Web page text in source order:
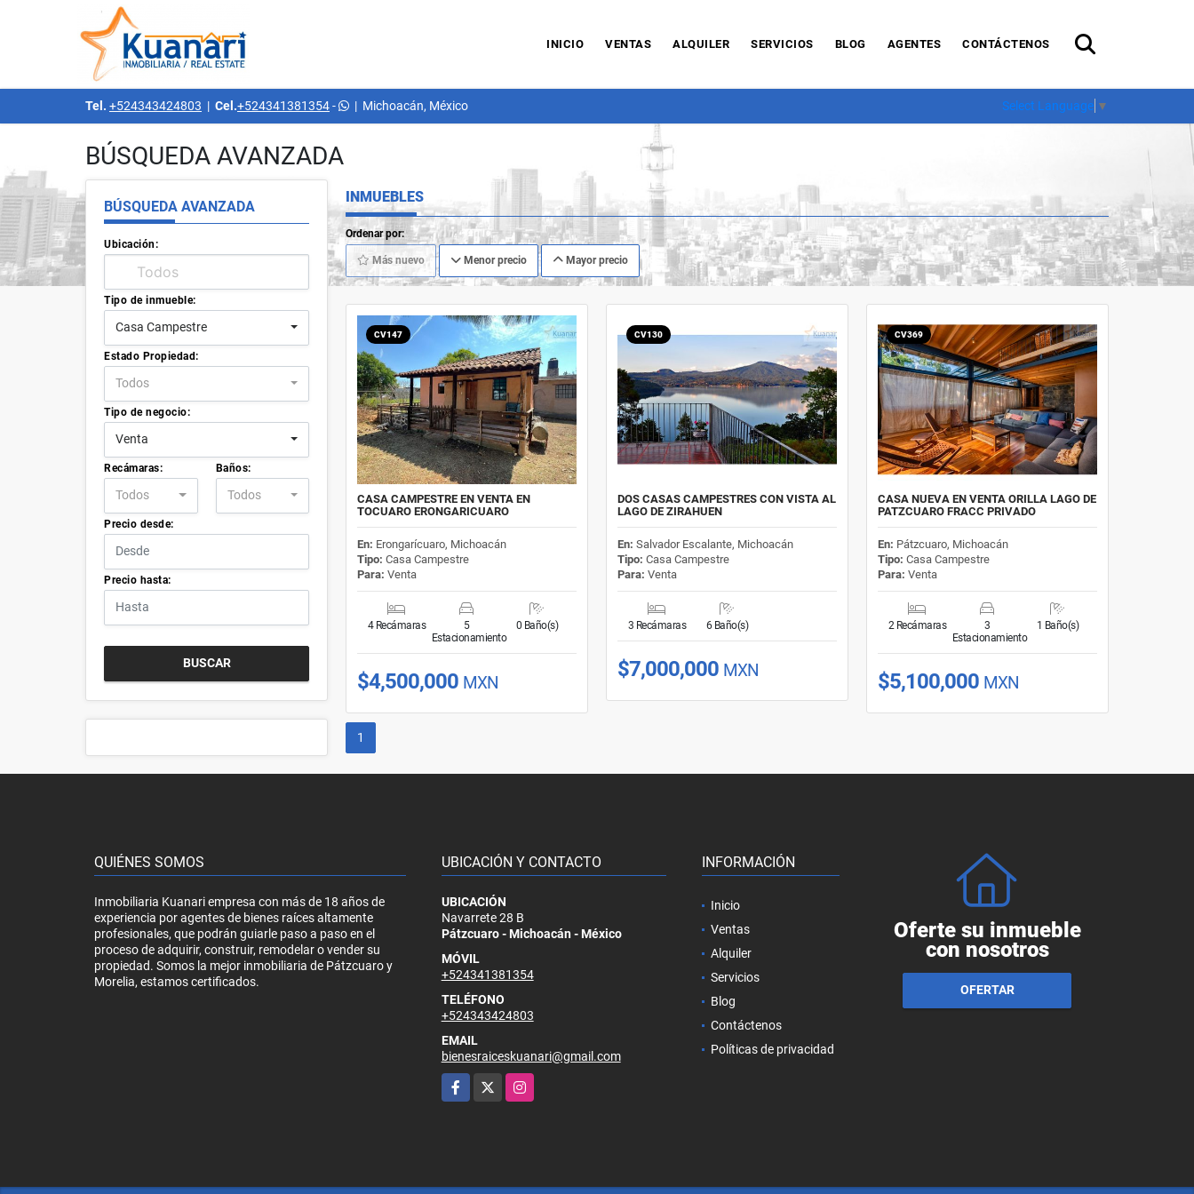
INICIO VENTAS ALQUILER SERVICIOS BLOG AGENTES CONTÁCTENOS
Tel. +524343424803 | Cel.+524341381354- | Michoacán, México Select Language ▼
BÚSQUEDA AVANZADA
BÚSQUEDA AVANZADA
Ubicación:
Tipo de inmueble:
Casa Campestre
Estado Propiedad:
Todos
Tipo de negocio:
Venta
Recámaras:
Todos
Baños:
Todos
Precio desde:
Precio hasta:
BUSCAR
INMUEBLES
Ordenar por:
Más nuevo Menor precio Mayor precio
CV147
CASA CAMPESTRE EN VENTA EN
TOCUARO ERONGARICUARO
En: Erongarícuaro, Michoacán
Tipo: Casa Campestre
Para: Venta
4 Recámaras
5
Estacionamiento
0 Baño(s)
$4,500,000 MXN
CV130
DOS CASAS CAMPESTRES CON VISTA AL
LAGO DE ZIRAHUEN
En: Salvador Escalante, Michoacán
Tipo: Casa Campestre
Para: Venta
3 Recámaras 6 Baño(s)
$7,000,000 MXN
CV369
CASA NUEVA EN VENTA ORILLA LAGO DE
PATZCUARO FRACC PRIVADO
En: Pátzcuaro, Michoacán
Tipo: Casa Campestre
Para: Venta
2 Recámaras
3
Estacionamiento
1 Baño(s)
$5,100,000 MXN
1
QUIÉNES SOMOS
Inmobiliaria Kuanari empresa con más de 18 años de
experiencia por agentes de bienes raíces altamente
profesionales, que podrán guiarle paso a paso en el
proceso de adquirir, construir, remodelar o vender su
propiedad. Somos la mejor inmobiliaria de Pátzcuaro y
Morelia, estamos certificados.
UBICACIÓN Y CONTACTO
UBICACIÓN
Navarrete 28 B
Pátzcuaro - Michoacán - México
MÓVIL
+524341381354
TELÉFONO
+524343424803
EMAIL
bienesraiceskuanari@gmail.com
Facebook
Instagram
INFORMACIÓN
Inicio
Ventas
Alquiler
Servicios
Blog
Contáctenos
Políticas de privacidad
Oferte su inmueble
con nosotros
OFERTAR